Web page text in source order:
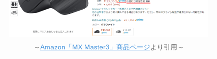
～Amazon「MX Master3」商品ページより引用～